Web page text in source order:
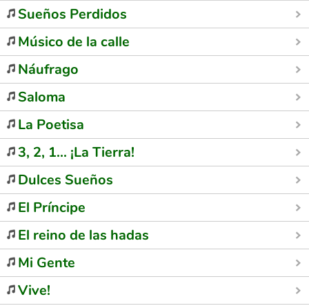
Sueños Perdidos
Músico de la calle
Náufrago
Saloma
La Poetisa
3, 2, 1... ¡La Tierra!
Dulces Sueños
El Príncipe
El reino de las hadas
Mi Gente
Vive!